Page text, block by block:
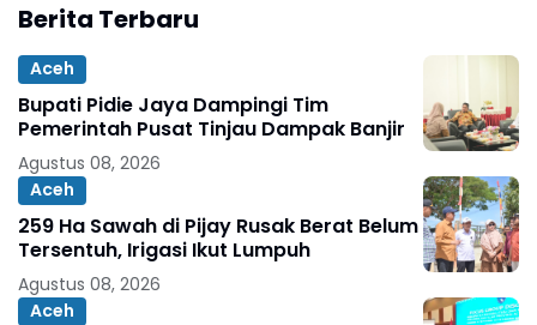
Berita Terbaru
Aceh
Bupati Pidie Jaya Dampingi Tim
Pemerintah Pusat Tinjau Dampak Banjir
Agustus 08, 2026
Aceh
259 Ha Sawah di Pijay Rusak Berat Belum
Tersentuh, Irigasi Ikut Lumpuh
Agustus 08, 2026
Aceh